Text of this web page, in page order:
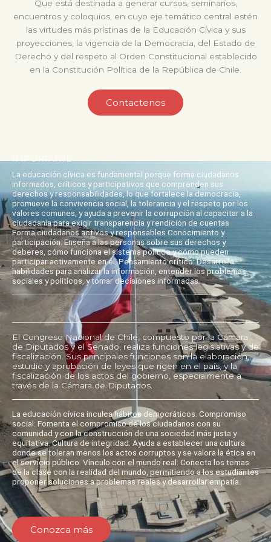
Que está destinada a generar cursos, seminarios,
encuentros y coloquios, en cuyo eje temático central estén
las virtudes más prístinas de la Educación Cívica y sus
proyecciones, la vigencia de la Democracia, del Estado de
Derecho y del respeto al Orden Constitucional establecido
en la Constitución Política de la República de Chile.
Contactenos
La educación cívica es fundamental porque forma ciudadanos
informados, críticos y participativos que comprenden sus
derechos y responsabilidades, lo que fortalece la democracia,
promueve la convivencia social, la tolerancia y el respeto por los
valores comunes, y ayuda a prevenir la corrupción al capacitar a la
ciudadanía para exigir transparencia y rendición de cuentas
Forma ciudadanos activos y responsables Conocimiento y
participación: Enseña a las personas sobre sus derechos y
deberes, cómo funciona el sistema político y cómo pueden
participar activamente en él. Pensamiento crítico: Desarrolla
habilidades para analizar la información, entender los problemas
sociales y políticos, y tomar decisiones informadas.
El Congreso Nacional de Chile, compuesto por la Cámara
de Diputados y el Senado, realiza funciones legislativas y de
fiscalización. Sus principales funciones son la elaboración,
estudio y aprobación de leyes que rigen en el país, y la
fiscalización de los actos del gobierno, especialmente a
través de la Cámara de Diputados.
La educación cívica inculca hábitos democráticos. Compromiso
social: Fomenta el compromiso de los ciudadanos con su
comunidad y con la construcción de una sociedad más justa y
equitativa. Cultura de integridad: Ayuda a establecer una cultura
donde se toleran menos los actos corruptos y se valora la ética en
el servicio público. Vínculo con el mundo real: Conecta los temas
de la clase con la realidad del mundo, permitiendo a los estudiantes
proponer soluciones a problemas reales y desarrollar empatía.
Conozca más